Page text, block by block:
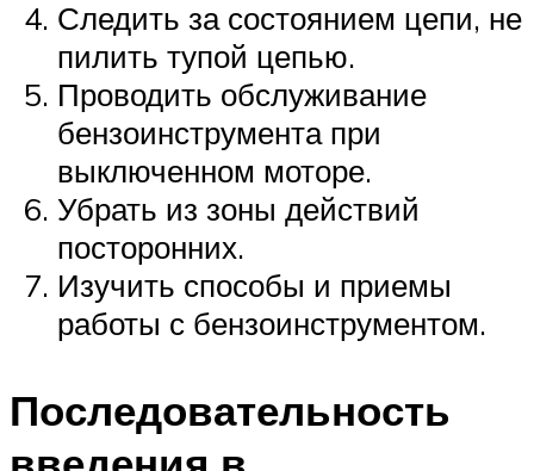
Следить за состоянием цепи, не
пилить тупой цепью.
Проводить обслуживание
бензоинструмента при
выключенном моторе.
Убрать из зоны действий
посторонних.
Изучить способы и приемы
работы с бензоинструментом.
Последовательность